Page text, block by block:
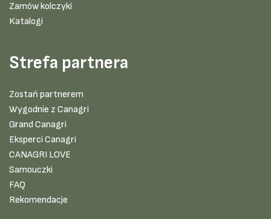
Zamów kolczyki
Katalogi
Strefa partnera
Zostań partnerem
Wygodnie z Canagri
Grand Canagri
Eksperci Canagri
CANAGRI LOVE
Samouczki
FAQ
Rekomendacje